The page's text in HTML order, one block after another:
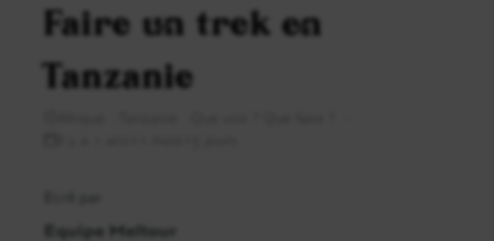
Faire un trek en
Tanzanie
Equipe Meltour